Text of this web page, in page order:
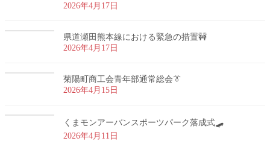
2026年4月17日
県道瀬田熊本線における緊急の措置🚧
2026年4月17日
菊陽町商工会青年部通常総会👔
2026年4月15日
くまモンアーバンスポーツパーク落成式🛹
2026年4月11日